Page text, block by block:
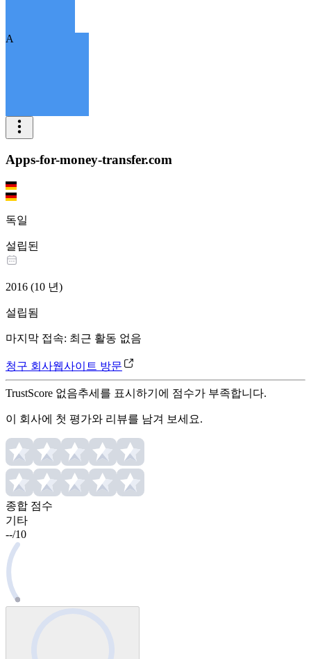
A
Apps-for-money-transfer.com
독일
설립된
2016 (10 년)
설립됨
마지막 접속: 최근 활동 없음
청구 회사웹사이트 방문
TrustScore 없음추세를 표시하기에 점수가 부족합니다.
이 회사에 첫 평가와 리뷰를 남겨 보세요.
종합 점수
기타
--/10